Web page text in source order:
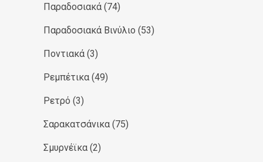
Παραδοσιακά (74)
Παραδοσιακά Βινύλιο (53)
Ποντιακά (3)
Ρεμπέτικα (49)
Ρετρό (3)
Σαρακατσάνικα (75)
Σμυρνέϊκα (2)